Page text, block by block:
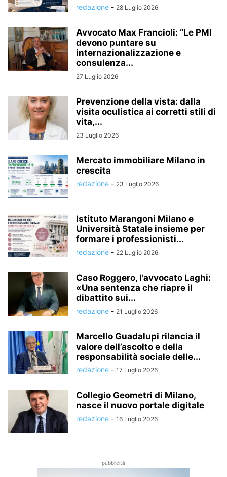
redazione - 28 Luglio 2026
Avvocato Max Francioli: “Le PMI
devono puntare su
internazionalizzazione e
consulenza...
27 Luglio 2026
Prevenzione della vista: dalla
visita oculistica ai corretti stili di
vita,...
23 Luglio 2026
Mercato immobiliare Milano in
crescita
redazione - 23 Luglio 2026
Istituto Marangoni Milano e
Università Statale insieme per
formare i professionisti...
redazione - 22 Luglio 2026
Caso Roggero, l’avvocato Laghi:
«Una sentenza che riapre il
dibattito sui...
redazione - 21 Luglio 2026
Marcello Guadalupi rilancia il
valore dell’ascolto e della
responsabilità sociale delle...
redazione - 17 Luglio 2026
Collegio Geometri di Milano,
nasce il nuovo portale digitale
redazione - 16 Luglio 2026
pubblicità